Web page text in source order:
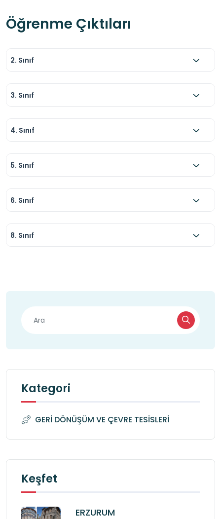
Öğrenme Çıktıları
2. Sınıf
3. Sınıf
4. Sınıf
5. Sınıf
6. Sınıf
8. Sınıf
Kategori
GERİ DÖNÜŞÜM VE ÇEVRE TESİSLERİ
Keşfet
ERZURUM